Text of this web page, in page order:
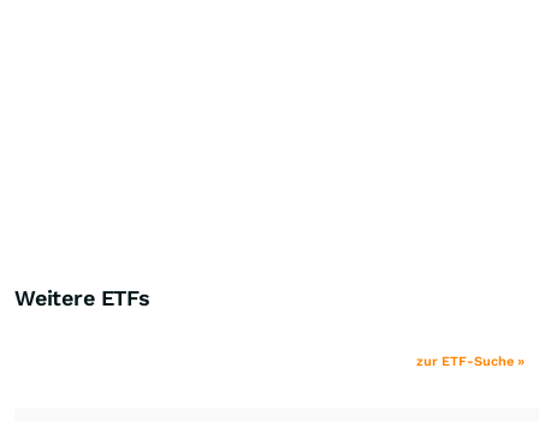
Weitere ETFs
zur ETF-Suche »